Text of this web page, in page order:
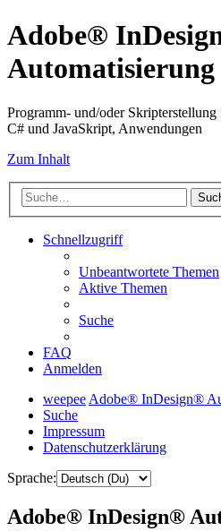
Adobe®
Automatisierung
Programm- und/oder
C# und JavaSkript, Anwendungen
Zum Inhalt
Schnellzugriff
Unbeantwortete Themen
Aktive Themen
Suche
FAQ
Anmelden
weepeeAdobe® InDesign®
Suche
Impressum
Datenschutzerklärung
Sprache:
Adobe® InDesign®